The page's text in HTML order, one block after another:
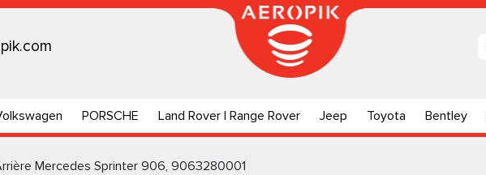
PORSCHE Land Rover | Range Rover Jeep Toyota Bentley
Mercedes Sprinter 906, 9063280001